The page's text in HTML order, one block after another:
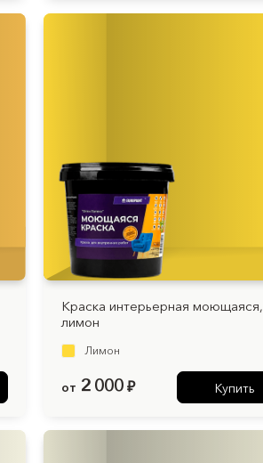
Краска интерьерная моющаяся,
лимон
Лимон
от 2 000 ₽ Купить